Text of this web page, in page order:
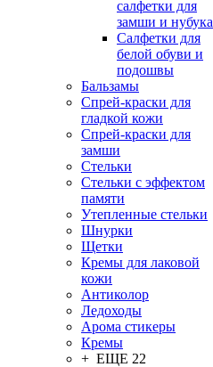
салфетки для
замши и нубука
Салфетки для
белой обуви и
подошвы
Бальзамы
Спрей-краски для
гладкой кожи
Спрей-краски для
замши
Стельки
Стельки с эффектом
памяти
Утепленные стельки
Шнурки
Щетки
Кремы для лаковой
кожи
Антиколор
Ледоходы
Арома стикеры
Кремы
+ ЕЩЕ 22